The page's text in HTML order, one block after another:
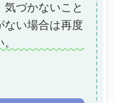
づかないこと
ない場合は再度